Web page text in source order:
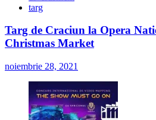
targ
Targ de Craciun la Opera
Christmas Market
noiembrie 28, 2021